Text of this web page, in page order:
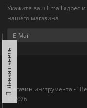
Укажите ваш Email адрес
нашего магазина
Магазин инструмента -
© 2026
Левая панель